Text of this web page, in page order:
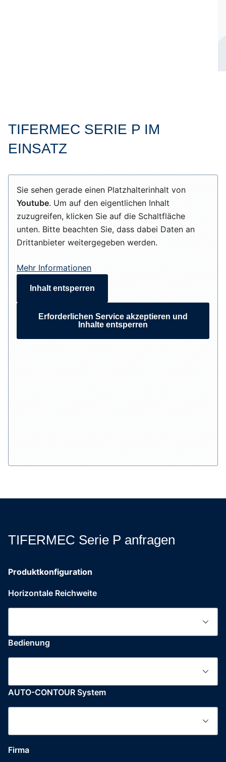
TIFERMEC SERIE P IM
EINSATZ
Sie sehen gerade einen Platzhalterinhalt von
Youtube. Um auf den eigentlichen Inhalt
zuzugreifen, klicken Sie auf die Schaltfläche
unten. Bitte beachten Sie, dass dabei Daten an
Drittanbieter weitergegeben werden.
Mehr Informationen
Inhalt entsperren
Erforderlichen Service akzeptieren und
Inhalte entsperren
TIFERMEC Serie P anfragen
Produktkonfiguration
Horizontale Reichweite
Bedienung
AUTO-CONTOUR System
Firma